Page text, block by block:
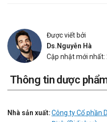
Được viết bởi
Ds.Nguyễn Hà
Cập nhật mới
Thông tin dược
Nhà sản xuất:Công ty Cổ phần